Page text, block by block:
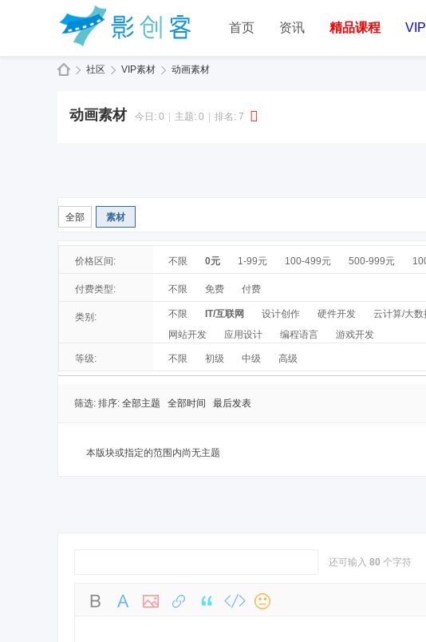
首页 资讯 精品课程
社区 VIP素材 动画素材
动画素材 今日: 0 主题: 0 排名: 7
全部 素材
价格区间: 不限 0元 1-99元 100-499元 500-999元
付费类型: 不限 免费 付费
类别: 不限 IT/互联网 设计创作 硬件开发 云计算/大数
网站开发
应用设计 编程语言 游戏开发
等级: 不限 初级 中级 高级
筛选: 全部主题 全部时间
排序: 最后发表
本版块或指定的范围内尚无主题
还可输入 80 个字符